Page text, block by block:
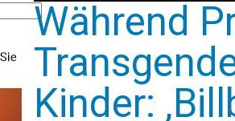
Während
Kinder: